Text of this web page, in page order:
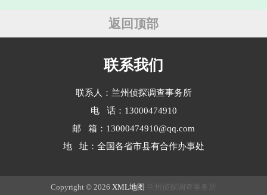
层面，都引发了广泛讨论。然而，令
人好奇的是：*出轨究竟是谁“发
返回顶部
联系我们
联系人：兰州侦探调查事务所
电 话：13000474910
邮 箱：13000474910@qq.com
地 址：全国各省市县有合作办事处
Copyright © 2026 XML地图 兰州侦探调查事务所